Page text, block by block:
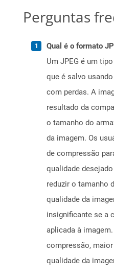
Perguntas
Qual é o formato
Um JPEG é um
que é salvo
com perdas. A
resultado da
o tamanho do
da imagem. Os
de compressão
qualidade
reduzir o tamanho
qualidade da
insignificante se a
aplicada à
compressão,
qualidade da